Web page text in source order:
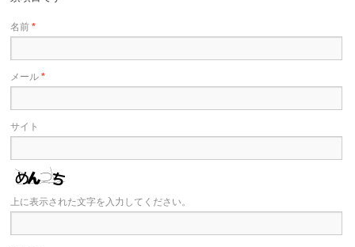
名前*
メール*
サイト
上に表示された文字を入力してください。